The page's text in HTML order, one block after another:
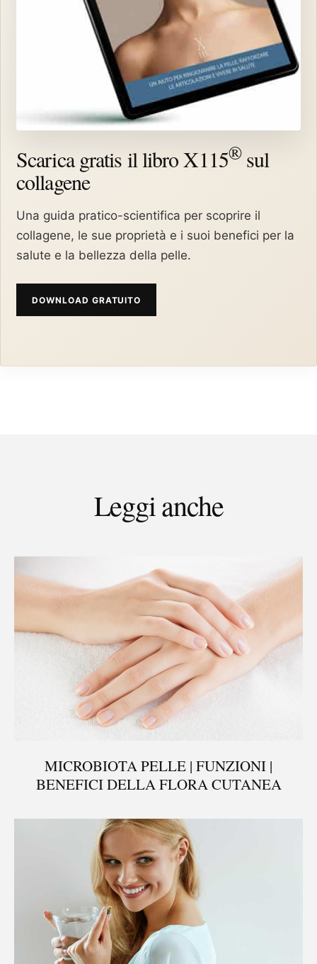
Scarica gratis il libro X115®sul
collagene
Una guida pratico-scientifica per scoprire il
collagene, le sue proprietà e i suoi benefici per la
salute e la bellezza della pelle.
DOWNLOAD GRATUITO
Leggi anche
MICROBIOTA PELLE | FUNZIONI |
BENEFICI DELLA FLORA CUTANEA
X115®-
SCOPRI COME FUNZIONA